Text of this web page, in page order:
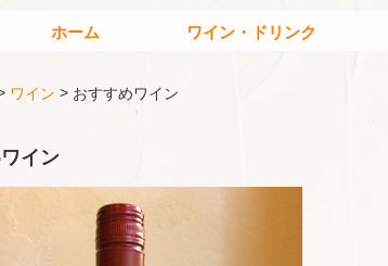
ホーム ワイン・ドリンク
ワイン おすすめワイン
イン